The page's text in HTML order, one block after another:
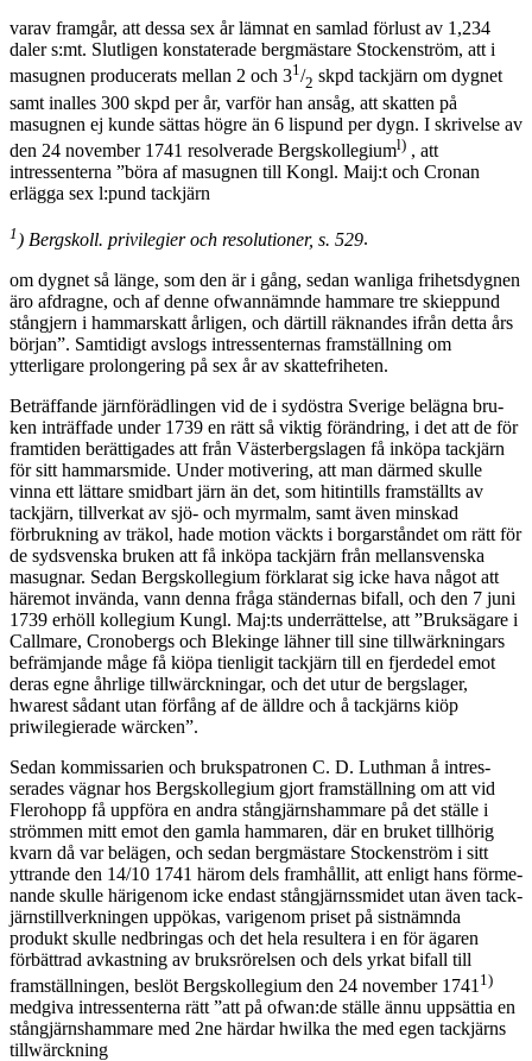
varav framgår, att dessa sex år lämnat en samlad förlust av 1,234
daler s:mt. Slutligen konstaterade bergmästare Stockenström, att i
masugnen producerats mellan 2 och 31/2 skpd tackjärn om dygnet
samt inalles 300 skpd per år, varför han ansåg, att skatten på
masugnen ej kunde sättas högre än 6 lispund per dygn. I skrivelse av
den 24 november 1741 resolverade Bergskollegiuml) , att
intressenterna ”böra af masugnen till Kongl. Maij:t och Cronan
erlägga sex l:pund tackjärn
1 ) Bergskoll. privilegier och resolutioner, s. 529.
om dygnet så länge, som den är i gång, sedan wanliga frihetsdygnen
äro afdragne, och af denne ofwannämnde hammare tre skieppund
stångjern i hammarskatt årligen, och därtill räknandes ifrån detta års
början”. Samtidigt avslogs intressenternas framställning om
ytterligare prolongering på sex år av skattefriheten.
Beträffande järnförädlingen vid de i sydöstra Sverige belägna bru­
ken inträffade under 1739 en rätt så viktig förändring, i det att de för
framtiden berättigades att från Västerbergslagen få inköpa tackjärn
för sitt hammarsmide. Under motivering, att man därmed skulle
vinna ett lättare smidbart järn än det, som hitintills framställts av
tackjärn, tillverkat av sjö- och myrmalm, samt även minskad
förbruk­ning av träkol, hade motion väckts i borgarståndet om rätt för
de sydsvenska bruken att få inköpa tackjärn från mellansvenska
mas­ugnar. Sedan Bergskollegium förklarat sig icke hava något att
här­emot invända, vann denna fråga ständernas bifall, och den 7 juni
1739 erhöll kollegium Kungl. Maj:ts underrättelse, att ”Bruksägare i
Callmare, Cronobergs och Blekinge lähner till sine tillwärkningars
be­främjande måge få kiöpa tienligit tackjärn till en fjerdedel emot
deras egne åhrlige tillwärckningar, och det utur de bergslager,
hwarest så­dant utan förfång af de älldre och å tackjärns kiöp
priwilegierade wärcken”.
Sedan kommissarien och brukspatronen C. D. Luthman å intres­
serades vägnar hos Bergskollegium gjort framställning om att vid
Flerohopp få uppföra en andra stångjärnshammare på det ställe i
strömmen mitt emot den gamla hammaren, där en bruket tillhörig
kvarn då var belägen, och sedan bergmästare Stockenström i sitt
yttrande den 14/10 1741 härom dels framhållit, att enligt hans förme­
nande skulle härigenom icke endast stångjärnssmidet utan även tack­
järnstillverkningen uppökas, varigenom priset på sistnämnda
produkt skulle nedbringas och det hela resultera i en för ägaren
förbättrad av­kastning av bruksrörelsen och dels yrkat bifall till
framställningen, beslöt Bergskollegium den 24 november 1741 1)
medgiva intressenterna rätt ”att på ofwan:de ställe ännu uppsättia en
stångjärnshammare med 2ne härdar hwilka the med egen tackjärns
tillwärckning